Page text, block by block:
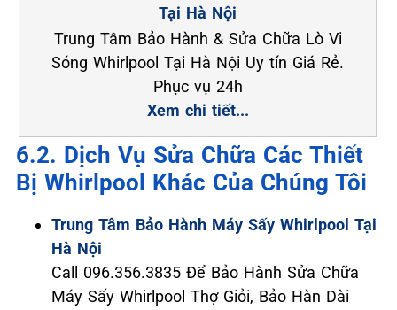
Tại Hà Nội
Trung Tâm Bảo Hành & Sửa Chữa Lò Vi
Sóng Whirlpool Tại Hà Nội Uy tín Giá Rẻ.
Phục vụ 24h
Xem chi tiết...
6.2. Dịch Vụ Sửa Chữa Các Thiết
Bị Whirlpool Khác Của Chúng Tôi
Trung Tâm Bảo Hành Máy Sấy Whirlpool Tại
Hà Nội
Call 096.356.3835 Để Bảo Hành Sửa Chữa
Máy Sấy Whirlpool Thợ Giỏi, Bảo Hàn Dài